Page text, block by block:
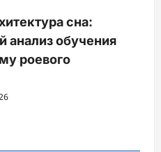
сна:
анализ обучения
роевого